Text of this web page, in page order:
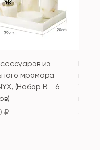
из
мрамора
(Набор B - 6
₽